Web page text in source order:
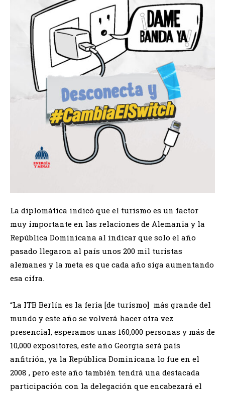
La diplomática indicó que el turismo es un factor
muy importante en las relaciones de Alemania y la
República Dominicana al indicar que solo el año
pasado llegaron al país unos 200 mil turistas
alemanes y la meta es que cada año siga aumentando
esa cifra.
“La ITB Berlín es la feria [de turismo] más grande del
mundo y este año se volverá hacer otra vez
presencial, esperamos unas 160,000 personas y más de
10,000 expositores, este año Georgia será país
anfitrión, ya la República Dominicana lo fue en el
2008 , pero este año también tendrá una destacada
participación con la delegación que encabezará el